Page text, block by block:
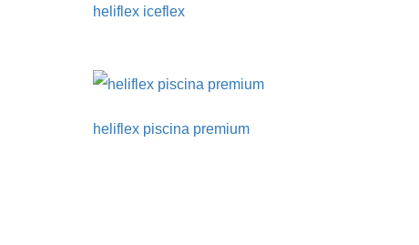
heliflex iceflex
heliflex piscina premium